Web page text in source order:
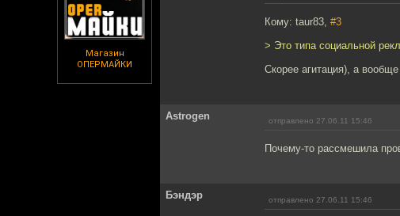
Магазин
ОПЕРМАЙКИ
Кому: taur83, #3
> Это типа социальной
Скорее агитация), а
Astrogen отправлено 27.06.11 15:46
Почему-то рассмешила
Бэндэр отправлено 27.06.11 15:46